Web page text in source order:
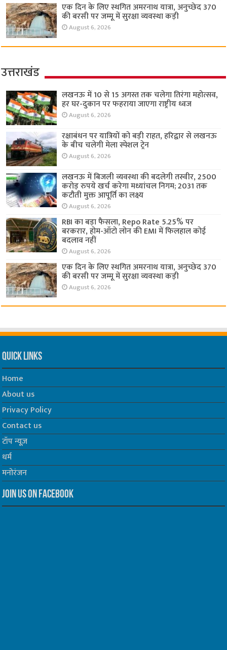
एक दिन के लिए स्थगित अमरनाथ यात्रा, अनुच्छेद 370
की बरसी पर जम्मू में सुरक्षा व्यवस्था कड़ी
August 6, 2026
उत्तराखंड
लखनऊ में 10 से 15 अगस्त तक चलेगा तिरंगा महोत्सव,
हर घर-दुकान पर फहराया जाएगा राष्ट्रीय ध्वज
August 6, 2026
रक्षाबंधन पर यात्रियों को बड़ी राहत, हरिद्वार से लखनऊ
के बीच चलेगी मेला स्पेशल ट्रेन
August 6, 2026
लखनऊ में बिजली व्यवस्था की बदलेगी तस्वीर, 2500
करोड़ रुपये खर्च करेगा मध्यांचल निगम; 2031 तक
कटौती मुक्त आपूर्ति का लक्ष्य
August 6, 2026
RBI का बड़ा फैसला, Repo Rate 5.25% पर
बरकरार, होम-ऑटो लोन की EMI में फिलहाल कोई
बदलाव नहीं
August 6, 2026
एक दिन के लिए स्थगित अमरनाथ यात्रा, अनुच्छेद 370
की बरसी पर जम्मू में सुरक्षा व्यवस्था कड़ी
August 6, 2026
Quick Links
Home
About us
Privacy Policy
Contact us
टॉप न्यूज़
धर्म
मनोरंजन
Join us on Facebook